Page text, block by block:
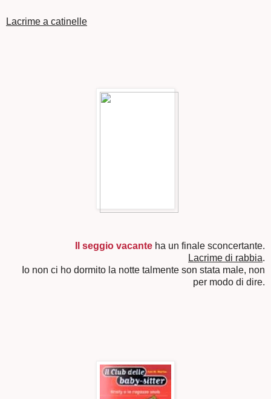
Lacrime a catinelle
Il seggio vacante ha un finale sconcertante.
Lacrime di rabbia.
Io non ci ho dormito la notte talmente son stata male, non
per modo di dire.